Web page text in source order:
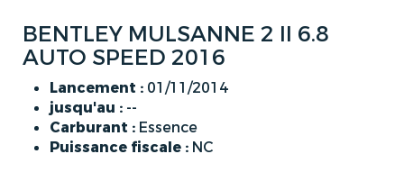
BENTLEY MULSANNE 2 II 6.8
AUTO SPEED 2016
Lancement : 01/11/2014
jusqu'au : --
Carburant : Essence
Puissance fiscale : NC